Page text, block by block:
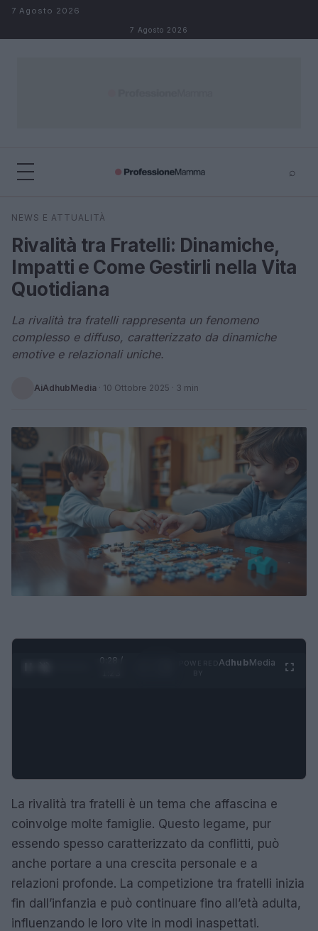
Salta al contenuto
7 Agosto 2026
7 Agosto 2026
⌕
Cerca
NEWS E ATTUALITÀ
Rivalità tra Fratelli: Dinamiche,
Impatti e Come Gestirli nella Vita
Quotidiana
La rivalità tra fratelli rappresenta un fenomeno
complesso e diffuso, caratterizzato da dinamiche
emotive e relazionali uniche.
AiAdhubMedia · 10 Ottobre 2025 · 3 min
0:29 /
AdhubMedia
La rivalità tra fratelli è un tema che affascina e
coinvolge molte famiglie. Questo legame, pur
essendo spesso caratterizzato da conflitti, può
anche portare a una crescita personale e a
relazioni profonde. La competizione tra fratelli inizia
fin dall’infanzia e può continuare fino all’età adulta,
influenzando le loro vite in modi inaspettati.